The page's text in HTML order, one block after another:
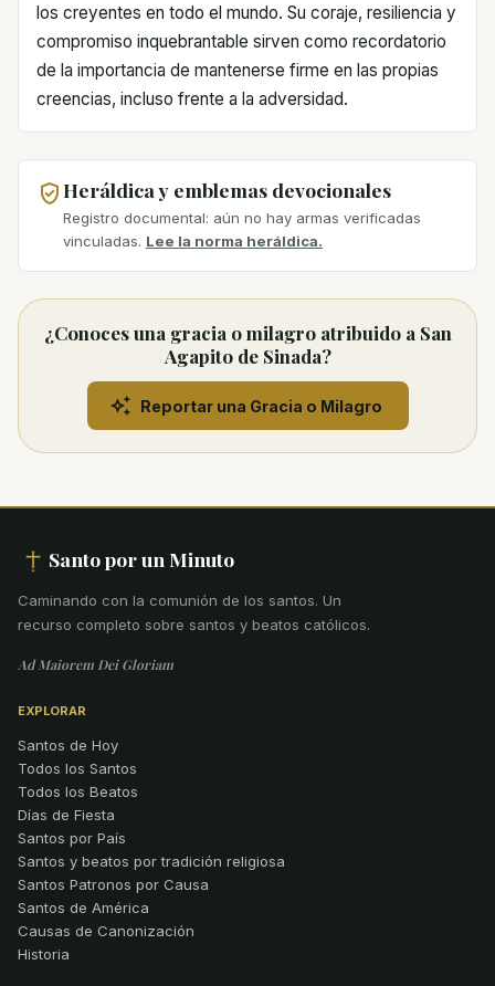
los creyentes en todo el mundo. Su coraje, resiliencia y
compromiso inquebrantable sirven como recordatorio
de la importancia de mantenerse firme en las propias
creencias, incluso frente a la adversidad.
Heráldica y emblemas devocionales
Registro documental: aún no hay armas verificadas
vinculadas. Lee la norma heráldica.
¿Conoces una gracia o milagro atribuido a San
Agapito de Sinada?
Reportar una Gracia o Milagro
Santo por un Minuto
Caminando con la comunión de los santos. Un
recurso completo sobre santos y beatos católicos.
Ad Maiorem Dei Gloriam
EXPLORAR
Santos de Hoy
Todos los Santos
Todos los Beatos
Días de Fiesta
Santos por País
Santos y beatos por tradición religiosa
Santos Patronos por Causa
Santos de América
Causas de Canonización
Historia